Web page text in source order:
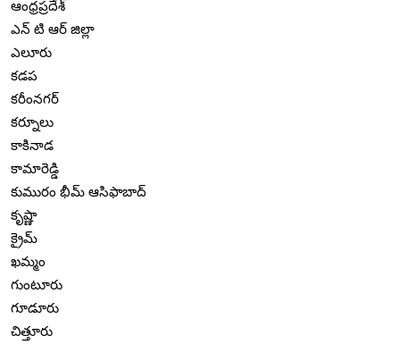
ఆంధ్రప్రదేశ్
ఎన్ టి ఆర్ జిల్లా
ఎలూరు
కడప
కరీంనగర్
కర్నూలు
కాకినాడ
కామారెడ్డి
కుమురం భీమ్ ఆసిఫాబాద్
కృష్ణా
క్రైమ్
ఖమ్మం
గుంటూరు
గూడూరు
చిత్తూరు